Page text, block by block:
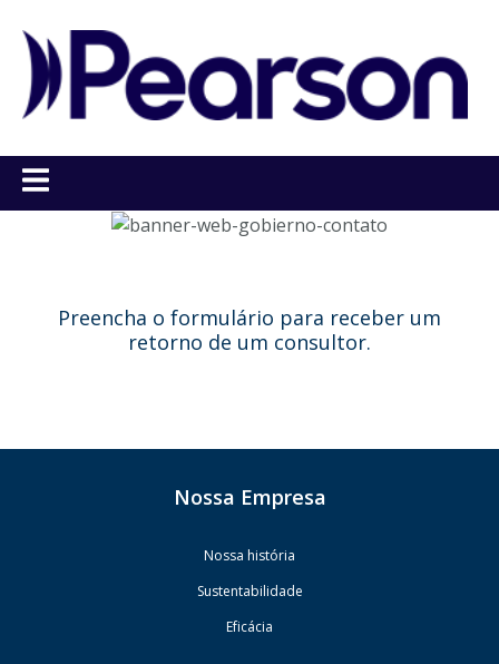
Preencha o formulário para receber um
retorno de um consultor.
Nossa Empresa
Nossa história
Sustentabilidade
Eficácia